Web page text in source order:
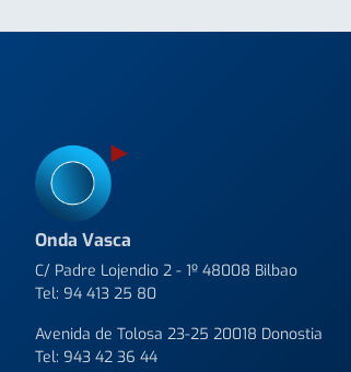
Onda Vasca
C/ Padre Lojendio 2 - 1º 48008 Bilbao
Tel: 94 413 25 80
Avenida de Tolosa 23-25 20018 Donostia
Tel: 943 42 36 44